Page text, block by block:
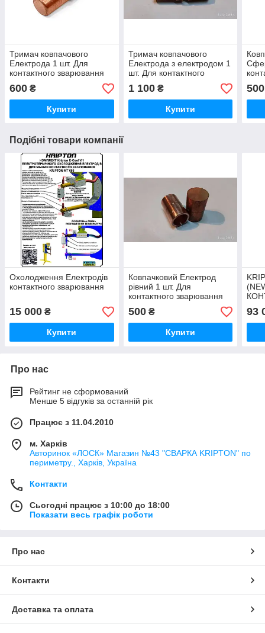
Тримач ковпачового
Електрода 1 шт. Для
контактного зварювання
МТ-603
600 ₴
Купити
Тримач ковпачового
Електрода з електродом 1
шт. Для контактного
зварювання МТ-603
1 100₴
Купити
МТ-
500
Подібні товари компанії
Охолодження Електродів
контактного зварювання
15 000 ₴
Купити
Ковпачковий Електрод
рівний 1 шт. Для
контактного зварювання
500₴
Купити
93
Про нас
Рейтинг не сформований
Менше 5 відгуків за останній рік
Працює з 11.04.2010
м. Харків
Авторинок «ЛОСК» Магазин №43 "СВАРКА KRIPTON" по
периметру., Харків, Україна
Контакти
Сьогодні працює з 10:00 до 18:00
Показати весь графік роботи
Про нас
Контакти
Доставка та оплата